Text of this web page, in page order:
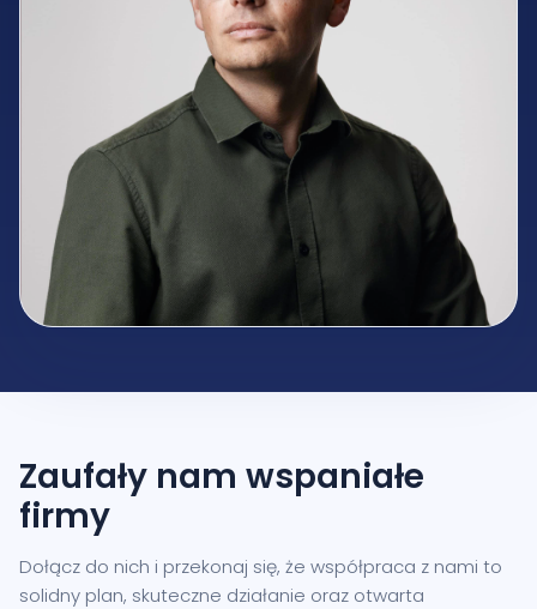
Zaufały nam wspaniałe
firmy
Dołącz do nich i przekonaj się, że współpraca z nami to
solidny plan, skuteczne działanie oraz otwarta